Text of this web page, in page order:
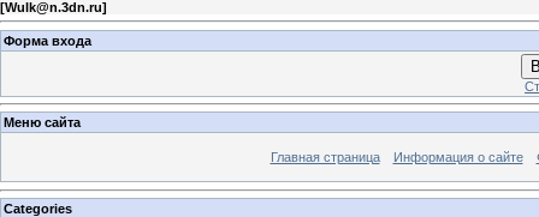
[Wulk@n.3dn.ru]
Форма входа
Меню сайта
Главная страница Информация о сайте
Categories